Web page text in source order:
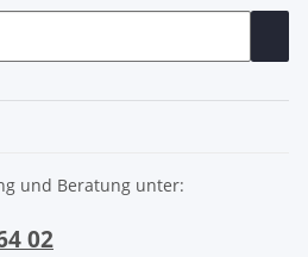
und Beratung unter:
02